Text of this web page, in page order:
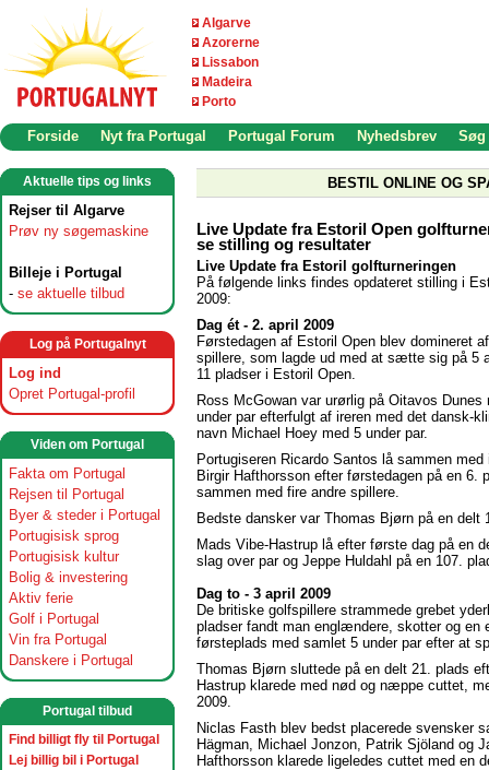
Algarve
Azorerne
Lissabon
Madeira
Porto
Forside Nyt fra Portugal Portugal Forum Nyhedsbrev Søg
Aktuelle tips og links
Rejser til Algarve
Prøv ny søgemaskine
Billeje i Portugal
- se aktuelle tilbud
Log på Portugalnyt
Log ind
Opret Portugal-profil
Viden om Portugal
Fakta om Portugal
Rejsen til Portugal
Byer & steder i Portugal
Portugisisk sprog
Portugisisk kultur
Bolig & investering
Aktiv ferie
Golf i Portugal
Vin fra Portugal
Danskere i Portugal
Portugal tilbud
Find billigt fly til Portugal
Lej billig bil i Portugal
BESTIL ONLINE OG
Live Update fra Estoril Open
se stilling og resultater
Live Update fra Estoril golfturneringen
På følgende links findes opdateret stilling i
2009:
Dag ét - 2. april 2009
Førstedagen af Estoril Open blev domineret
spillere, som lagde ud med at sætte sig på 5
11 pladser i Estoril Open.
Ross McGowan var urørlig på Oitavos Dunes
under par efterfulgt af ireren med det dansk-
navn Michael Hoey med 5 under par.
Portugiseren Ricardo Santos lå sammen
Birgir Hafthorsson efter førstedagen på en 6.
sammen med fire andre spillere.
Bedste dansker var Thomas Bjørn på en delt
Mads Vibe-Hastrup lå efter første dag på en
slag over par og Jeppe Huldahl på en 107.
Dag to - 3 april 2009
De britiske golfspillere strammede grebet
pladser fandt man englændere, skotter og en
førsteplads med samlet 5 under par efter at
Thomas Bjørn sluttede på en delt 21. plads
Hastrup klarede med nød og næppe cuttet,
2009.
Niclas Fasth blev bedst placerede svensker
Hägman, Michael Jonzon, Patrik Sjöland og
Hafthorsson klarede ligeledes cuttet med en